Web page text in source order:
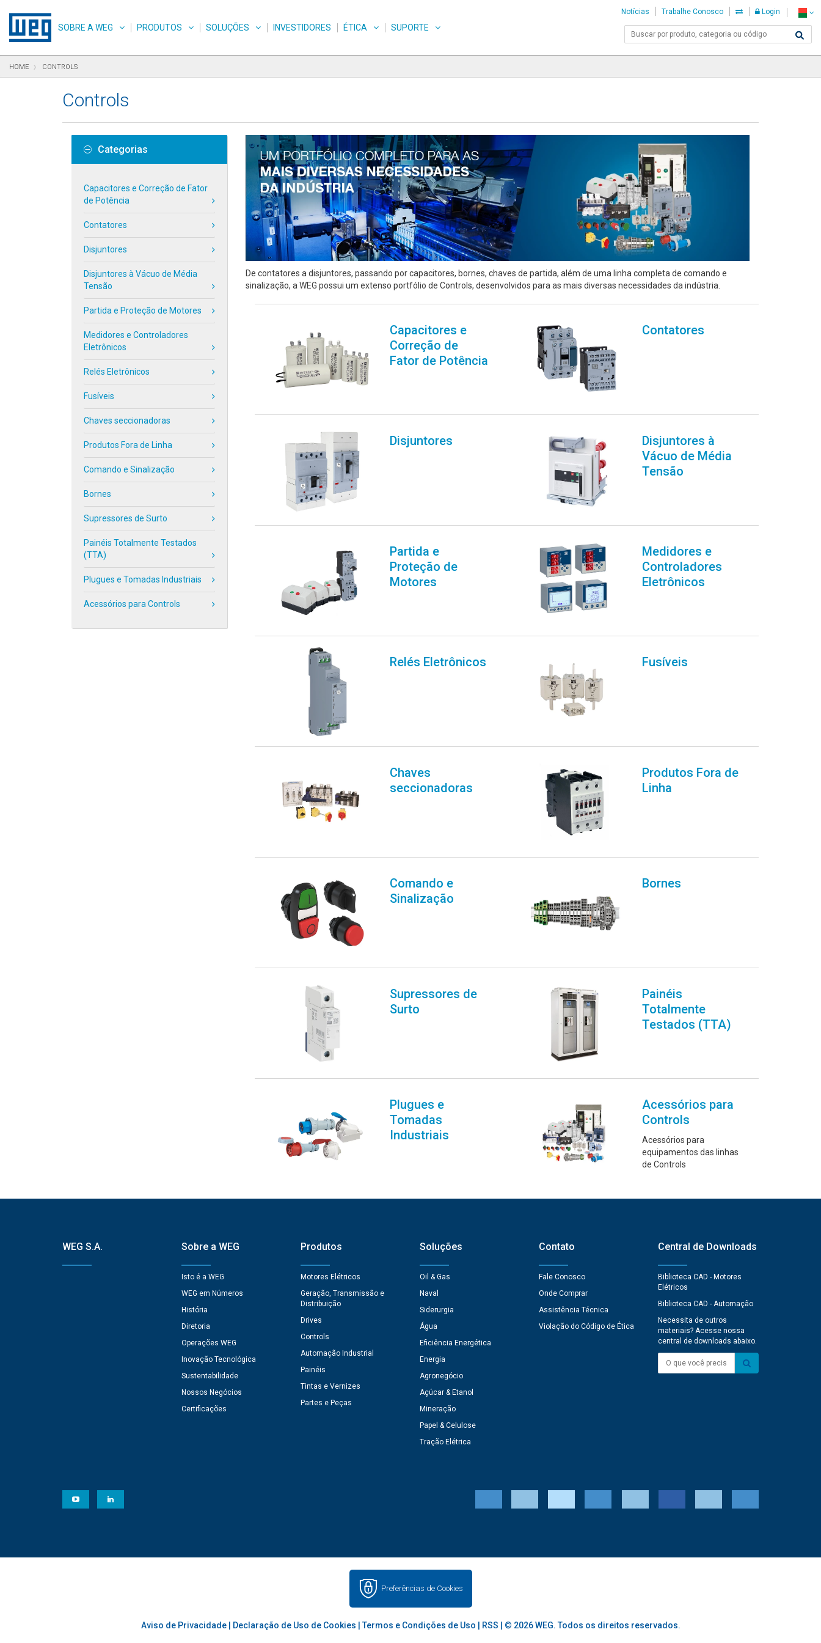
SOBRE A WEG PRODUTOS SOLUÇÕES INVESTIDORES ÉTICA SUPORTE
Notícias Trabalhe Conosco Login
HOME CONTROLS
Controls
Categorias
Capacitores e Correção de Fator
de Potência
Contatores
Disjuntores
Disjuntores à Vácuo de Média
Tensão
Partida e Proteção de Motores
Medidores e Controladores
Eletrônicos
Relés Eletrônicos
Fusíveis
Chaves seccionadoras
Produtos Fora de Linha
Comando e Sinalização
Bornes
Supressores de Surto
Painéis Totalmente Testados
(TTA)
Plugues e Tomadas Industriais
Acessórios para Controls
De contatores a disjuntores, passando por capacitores, bornes, chaves de partida, além de uma linha completa de comando e
sinalização, a WEG possui um extenso portfólio de Controls, desenvolvidos para as mais diversas necessidades da indústria.
Capacitores e
Correção de
Fator de Potência
Contatores
Disjuntores
Disjuntores à
Vácuo de Média
Tensão
Partida e
Proteção de
Motores
Medidores e
Controladores
Eletrônicos
Relés Eletrônicos Fusíveis
Chaves
seccionadoras
Produtos Fora de
Linha
Comando e
Sinalização
Bornes
Supressores de
Surto
Painéis
Totalmente
Testados (TTA)
Plugues e
Tomadas
Industriais
Acessórios para
Controls
Acessórios para
equipamentos das linhas
de Controls
WEG S.A. Sobre a WEG
Isto é a WEG
WEG em Números
História
Diretoria
Operações WEG
Inovação Tecnológica
Sustentabilidade
Nossos Negócios
Certificações
Produtos
Motores Elétricos
Geração, Transmissão e
Distribuição
Drives
Controls
Automação Industrial
Painéis
Tintas e Vernizes
Partes e Peças
Soluções
Oil & Gas
Naval
Siderurgia
Água
Eficiência Energética
Energia
Agronegócio
Açúcar & Etanol
Mineração
Papel & Celulose
Tração Elétrica
Contato
Fale Conosco
Onde Comprar
Assistência Técnica
Violação do Código de Ética
Central de Downloads
Biblioteca CAD - Motores
Elétricos
Biblioteca CAD - Automação
Necessita de outros
materiais? Acesse nossa
central de downloads abaixo.
Preferências de Cookies
Aviso de Privacidade| Declaração de Uso de Cookies |Termos e Condições de Uso RSS | © 2026 WEG. Todos os direitos reservados.